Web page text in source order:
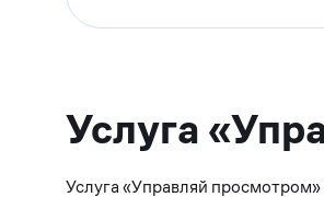
Услуга
Услуга «Управляй